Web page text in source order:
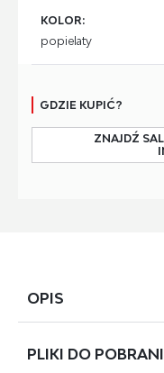
KOLOR:
popielaty
GDZIE KUPIĆ?
ZNAJDŹ
OPIS
materiał: tkanina -
PLIKI DO